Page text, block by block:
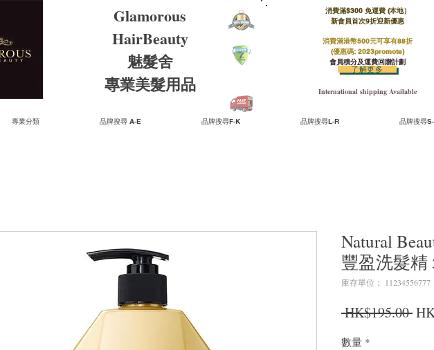
Glamorous
HairBeauty
魅髮舍
​​專業美髮用品
消費滿$300 免運費 (本地）​
新會員首次9折迎新優惠
消費滿港幣500元可享有88折
(優惠碼: 2023promote)
會員積分及運費回贈計劃
International shipping Available
了解更多
專業分類 品牌搜尋 A-E 品牌搜尋F-K 品牌搜尋L-R 品牌搜尋
Natural
豐盈洗髮精
庫存單位： 11234556777
HK$195.00 一
數量 *